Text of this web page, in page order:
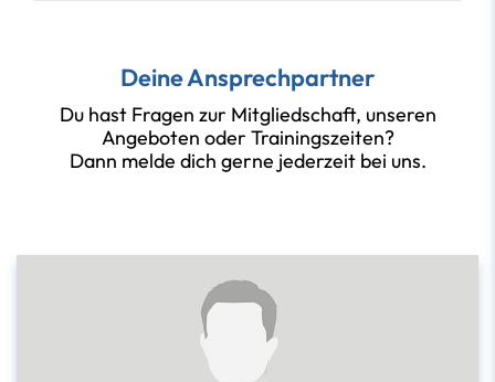
Deine Ansprechpartner
Du hast Fragen zur Mitgliedschaft, unseren
Angeboten oder Trainingszeiten?
Dann melde dich gerne jederzeit bei uns.